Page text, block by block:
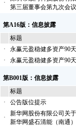
·
第三届董事会第九次会
第A16版：信息披露
标题
·
永赢元盈稳健多资产90
·
永赢元盈稳健多资产90
第B001版：信息披露
标题
·
公告版位提示
·
新华网股份有限公司关
新华网盛石清能（南通